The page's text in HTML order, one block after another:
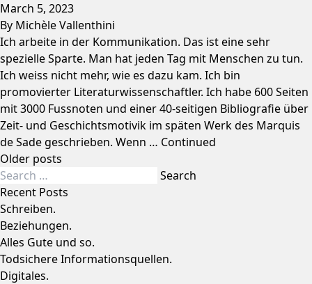
March 5, 2023
By Michèle Vallenthini
Ich arbeite in der Kommunikation. Das ist eine sehr
spezielle Sparte. Man hat jeden Tag mit Menschen zu tun.
Ich weiss nicht mehr, wie es dazu kam. Ich bin
promovierter Literaturwissenschaftler. Ich habe 600 Seiten
mit 3000 Fussnoten und einer 40-seitigen Bibliografie über
Zeit- und Geschichtsmotivik im späten Werk des Marquis
de Sade geschrieben. Wenn … Continued
Posts
navigation
Older posts
Search for:
Search
Recent Posts
Schreiben.
Beziehungen.
Alles Gute und so.
Todsichere Informationsquellen.
Digitales.